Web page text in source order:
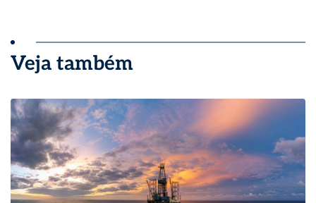
Veja também